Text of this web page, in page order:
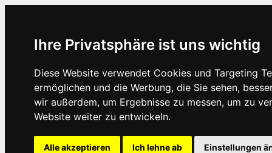
Ihre Privatsphäre ist uns wichtig
Diese Website verwendet Cookies und Targeting
ermöglichen und die Werbung, die Sie sehen,
wir außerdem, um Ergebnisse zu messen, um zu
Website weiter zu entwickeln.
Alle akzeptieren Ich lehne ab Einstellungen